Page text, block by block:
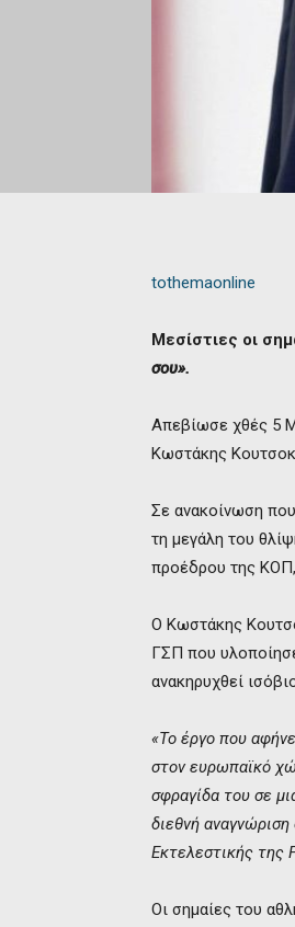
tothemaonline
Μεσίστιες οι
σου».
Απεβίωσε χθές 5
Κωστάκης
Σε ανακοίνωση
τη μεγάλη του
προέδρου της
Ο Κωστάκης
ΓΣΠ που
ανακηρυχθεί
«Το έργο που
στον ευρωπαϊκό
σφραγίδα του σε
διεθνή
Εκτελεστικής της
Οι σημαίες του